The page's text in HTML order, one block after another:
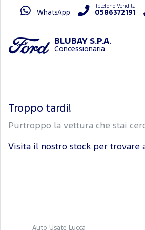
WhatsApp
Telefono Vendita
0586372191
BLUBAY S.P.A.
Concessionaria
Troppo tardi!
Purtroppo la vettura che stai
Visita il nostro stock per trovare
Auto Usate Lucca